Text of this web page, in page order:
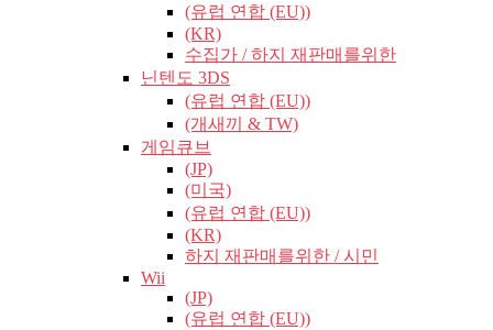
(유럽​​ 연합 (EU))
(KR)
수집가 / 하지 재판매를위한
닌텐도 3DS
(유럽​​ 연합 (EU))
(개새끼 & TW)
게임큐브
(JP)
(미국)
(유럽​​ 연합 (EU))
(KR)
하지 재판매를위한 / 시민
Wii
(JP)
(유럽​​ 연합 (EU))